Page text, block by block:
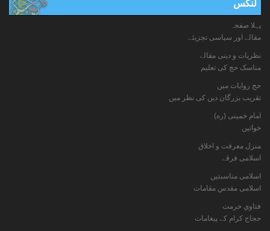
لنکس
پہلا صفحہ
مقالے اور سیاسی تجزیئے
نظریات و دینی مقالے
مناسک حج کی تعلیم
حج روایات میں
تقریب بزرگان دین کی نظر میں
امام خمینی (ره)
خواتين
منزل معرفت و اخلاق
اسلامی فرقے
اسلامی مناسبتیں
اسلامی مقدس مقامات
فتاوي حرمت
حجاج کرام کے پیغامات